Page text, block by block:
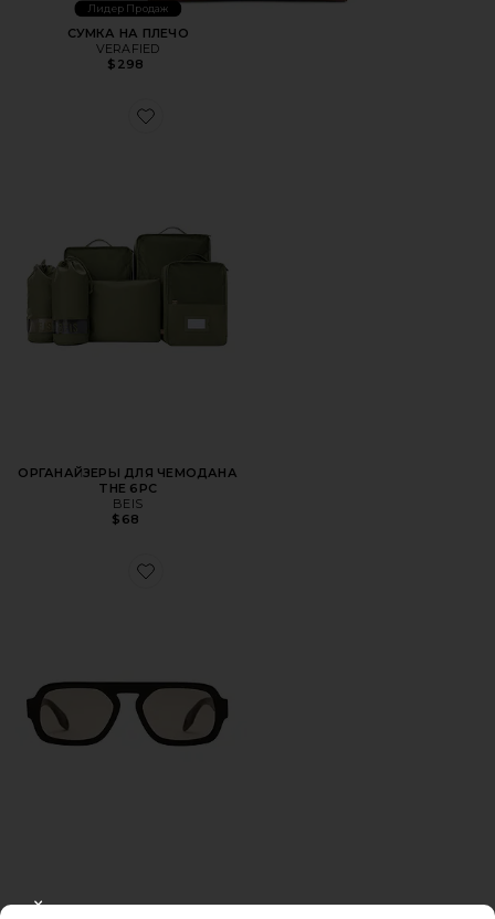
Лидер Продаж
СУМКА НА ПЛЕЧО
VERAFIED
$298
Favorite ОРГАНАЙЗЕРЫ ДЛЯ ЧЕМОДАНА THE 6PC
ОРГАНАЙЗЕРЫ ДЛЯ ЧЕМОДАНА
THE 6PC
BEIS
$68
Favorite СОЛНЦЕЗАЩИТНЫЕ ОЧКИ JANE